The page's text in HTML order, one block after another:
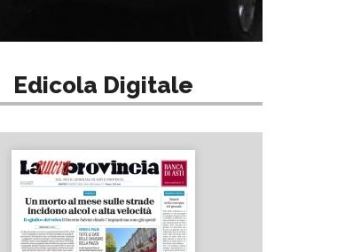
Edicola Digitale